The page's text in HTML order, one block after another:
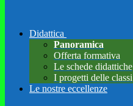
Didattica
Panoramica
Offerta formativa
Le schede didattiche
I progetti delle classi
Le nostre eccellenze